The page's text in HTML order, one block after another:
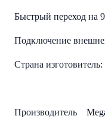
Быстрый переход на
Подключение
Страна
Производитель